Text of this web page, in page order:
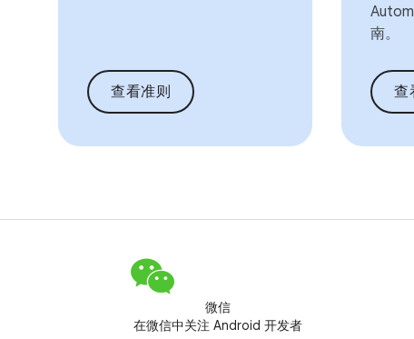
查看准则
南。
查
微信
在微信中关注 Android 开发者